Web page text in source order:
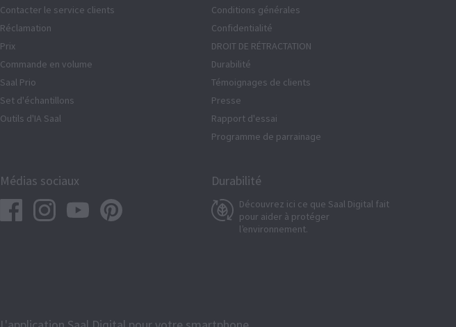
Contacter le service clients
Réclamation
Prix
Commande en volume
Saal Prio
Set d'échantillons
Outils d'IA Saal
Conditions générales
Confidentialité
DROIT DE RÉTRACTATION
Durabilité
Témoignages de clients
Presse
Rapport d'essai
Programme de parrainage
Médias sociaux Durabilité
Découvrez ici ce que Saal Digital fait
pour aider à protéger
l’environnement.